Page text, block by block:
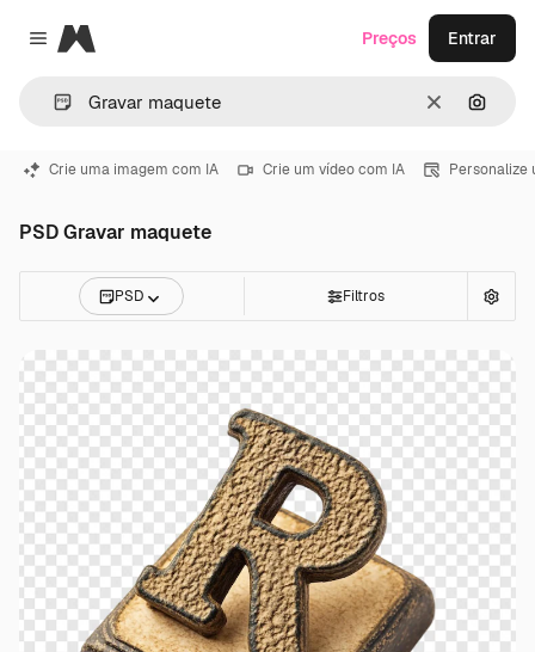
Close menu
Magnific
Limpar
Preços Entrar
Crie uma imagem com IA Crie um vídeo com IA Personalize
PSD Gravar maquete
PSD Filtros